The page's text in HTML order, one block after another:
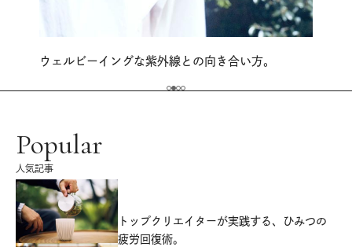
ウェルビーイングな紫外線との向き合い方。
Popular
人気記事
トップクリエイターが実践する、ひみつの
疲労回復術。